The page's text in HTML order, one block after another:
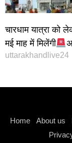
चारधाम यात्रा को
मई माह में मिलेंगी
uttarakhandlive24
Home About us